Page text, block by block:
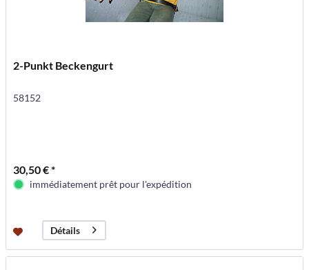
2-Punkt Beckengurt
58152
30,50 € *
immédiatement prêt pour l'expédition
Détails